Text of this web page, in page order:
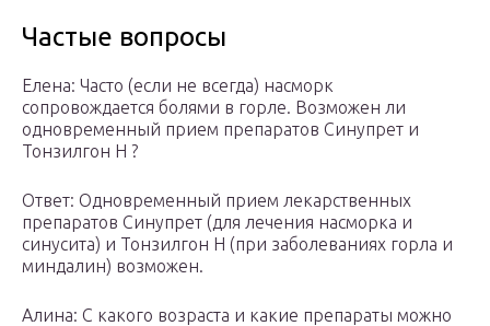
Частые вопросы
Елена: Часто (если не всегда) насморк
сопровождается болями в горле. Возможен ли
одновременный прием препаратов Синупрет и
Тонзилгон Н ?
Ответ: Одновременный прием лекарственных
препаратов Синупрет (для лечения насморка и
синусита) и Тонзилгон Н (при заболеваниях горла и
миндалин) возможен.
Алина: С какого возраста и какие препараты можно